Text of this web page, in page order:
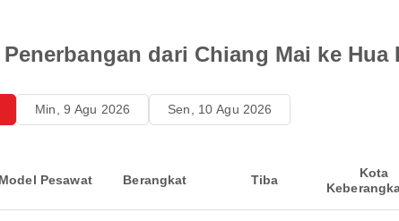
dari Chiang Mai ke Hua
Min, 9 Agu 2026 Sen, 10 Agu 2026
Model Pesawat Berangkat Tiba
Kota